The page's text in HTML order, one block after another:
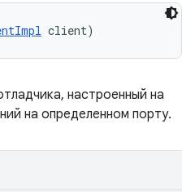
client)
настроенный на
на определенном порту.